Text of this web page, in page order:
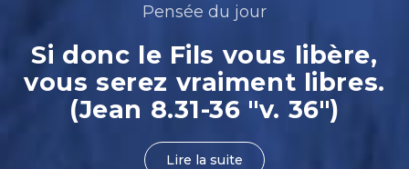
Pensée du jour
Si donc le Fils vous libère,
vous serez vraiment libres.
(Jean 8.31-36 "v. 36")
Lire la suite